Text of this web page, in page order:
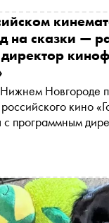
на сказки —
Новгороде
кино
с программным
в